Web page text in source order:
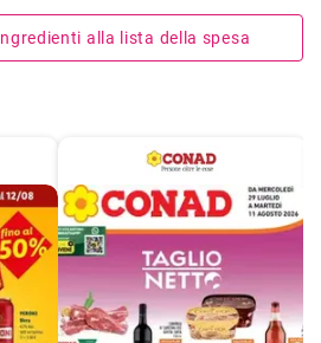
alla lista della spesa